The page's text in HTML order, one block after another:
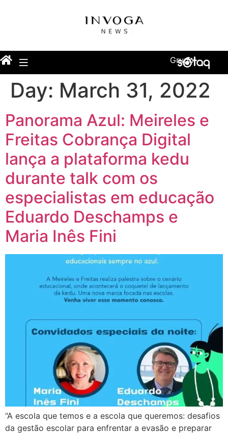
Grupo
Day: March 31, 2022
Panorama Azul: Meireles e
Freitas Cobrança Digital
lança a plataforma kedu
durante talk com os
especialistas em educação
Eduardo Deschamps e
Maria Inês Fini
“A escola que temos e a escola que queremos: desafios
da gestão escolar para enfrentar a evasão e preparar